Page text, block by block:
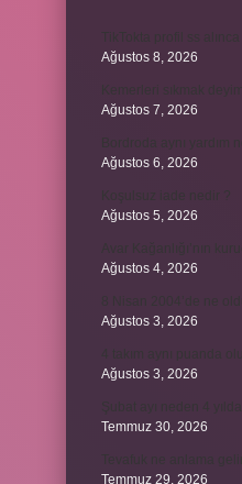
Ağustos 8, 2026
Ağustos 7, 2026
Ağustos 6, 2026
Ağustos 5, 2026
Ağustos 4, 2026
Ağustos 3, 2026
Ağustos 3, 2026
Temmuz 30, 2026
Temmuz 29, 2026